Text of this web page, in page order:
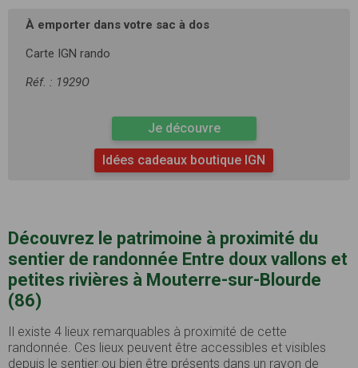
À emporter dans votre sac à dos
Carte IGN rando
Réf. : 1929O
Je découvre
Idées cadeaux boutique IGN
Découvrez le patrimoine à proximité du
sentier de randonnée Entre doux vallons et
petites rivières à Mouterre-sur-Blourde
(86)
Il existe 4 lieux remarquables à proximité de cette
randonnée. Ces lieux peuvent être accessibles et visibles
depuis le sentier ou bien être présents dans un rayon de